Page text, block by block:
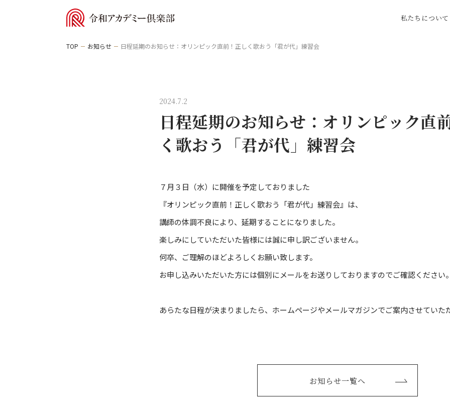
私たちについて
食べる 歴史探訪
街・人・生活
TOP お知らせ 日程延期のお知らせ：オリンピック直前！正しく歌おう「君が代」練習会
2024.7.2
日程延期のお知らせ：オリンピック直
く歌おう「君が代」練習会
７月３日（水）に開催を予定しておりました
『オリンピック直前！正しく歌おう「君が代」練習会』は、
講師の体調不良により、延期することになりました。
楽しみにしていただいた皆様には誠に申し訳ございません。
何卒、ご理解のほどよろしくお願い致します。
お申し込みいただいた方には個別にメールをお送りしておりますのでご確認ください。
あらたな日程が決まりましたら、ホームページやメールマガジンでご案内させていた
お知らせ一覧へ